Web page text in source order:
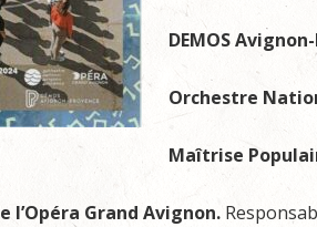
DEMOS
Orchestre
Maîtrise
l’Opéra Grand Avignon.